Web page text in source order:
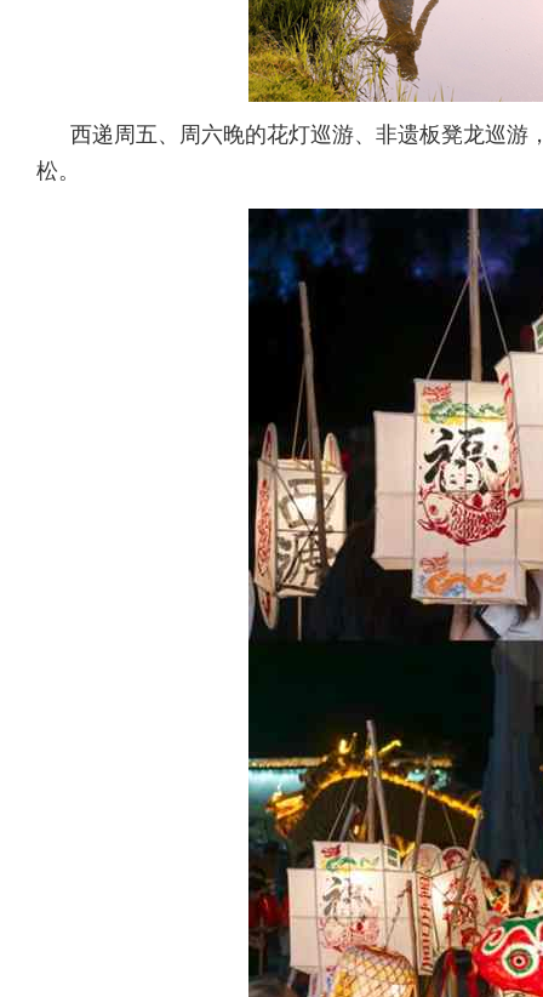
西递周五、周六晚的花灯巡游、非遗板凳龙巡游
松。